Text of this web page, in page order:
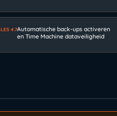
LES 4.7Automatische back-ups activeren
en Time Machine dataveiligheid